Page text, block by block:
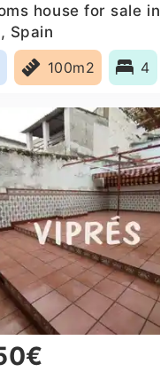
house for sale in
Spain
100m2 4